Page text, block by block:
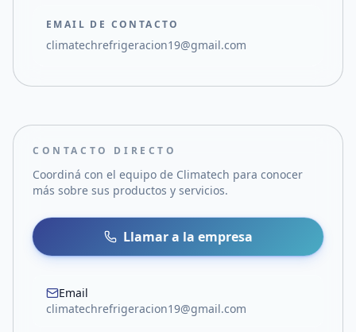
EMAIL DE CONTACTO
climatechrefrigeracion19@gmail.com
CONTACTO DIRECTO
Coordiná con el equipo de Climatech para conocer
más sobre sus productos y servicios.
Llamar a la empresa
Email
climatechrefrigeracion19@gmail.com